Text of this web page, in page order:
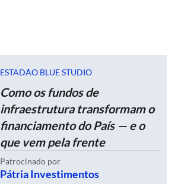
ESTADÃO BLUE STUDIO
Como os fundos de
infraestrutura transformam o
financiamento do País — e o
que vem pela frente
Patrocinado por
Pátria Investimentos